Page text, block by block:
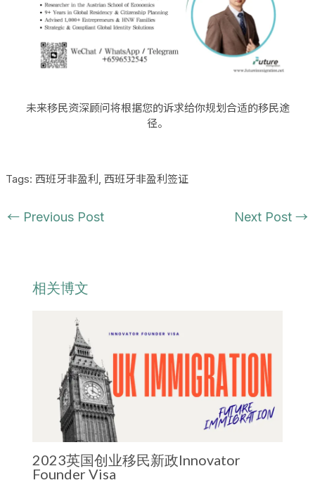
未来移民资深顾问将根据您的诉求给你规划合适的移民途
径。
Tags:西班牙非盈利 ,西班牙非盈利签证
← Previous Post Next Post →
相关博文
2023英国创业移民新政Innovator
Founder Visa